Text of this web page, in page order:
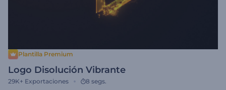
Plantilla Premium
Logo Disolución Vibrante
29K+ Exportaciones 8 segs.